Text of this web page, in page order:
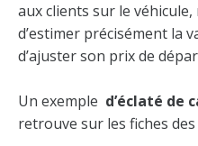
aux clients sur le
d’estimer précisément la
d’ajuster son prix de
Un exemple d’éclaté de
retrouve sur les fiches des